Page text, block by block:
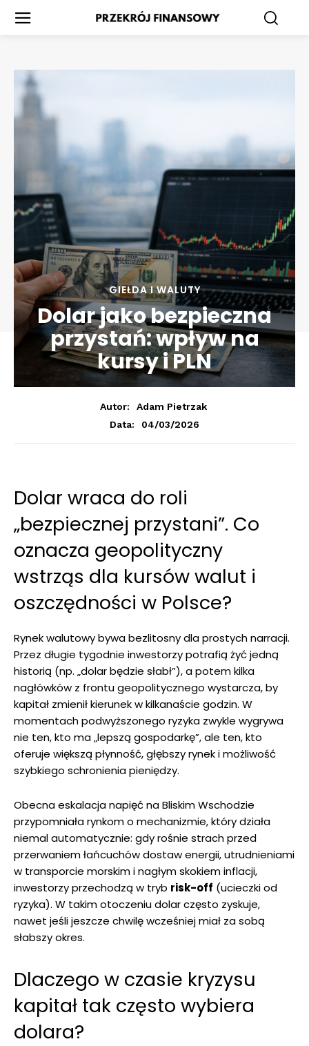
GIEŁDA I WALUTY
Dolar jako bezpieczna
przystań: wpływ na
kursy i PLN
Autor:
Adam Pietrzak
Data:
04/03/2026
Dolar wraca do roli
„bezpiecznej przystani”. Co
oznacza geopolityczny
wstrząs dla kursów walut i
oszczędności w Polsce?
Rynek walutowy bywa bezlitosny dla prostych narracji.
Przez długie tygodnie inwestorzy potrafią żyć jedną
historią (np. „dolar będzie słabł”), a potem kilka
nagłówków z frontu geopolitycznego wystarcza, by
kapitał zmienił kierunek w kilkanaście godzin. W
momentach podwyższonego ryzyka zwykle wygrywa
nie ten, kto ma „lepszą gospodarkę”, ale ten, kto
oferuje większą płynność, głębszy rynek i możliwość
szybkiego schronienia pieniędzy.
Obecna eskalacja napięć na Bliskim Wschodzie
przypomniała rynkom o mechanizmie, który działa
niemal automatycznie: gdy rośnie strach przed
przerwaniem łańcuchów dostaw energii, utrudnieniami
w transporcie morskim i nagłym skokiem inflacji,
inwestorzy przechodzą w tryb risk-off (ucieczki od
ryzyka). W takim otoczeniu dolar często zyskuje,
nawet jeśli jeszcze chwilę wcześniej miał za sobą
słabszy okres.
Dlaczego w czasie kryzysu
kapitał tak często wybiera
dolara?